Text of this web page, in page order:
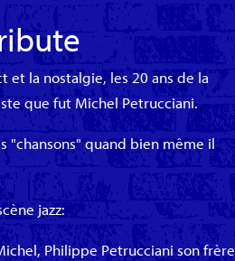
et la nostalgie, les 20 ans de la
que fut Michel Petrucciani.
"chansons" quand bien même il
jazz:
Philippe Petrucciani son frère